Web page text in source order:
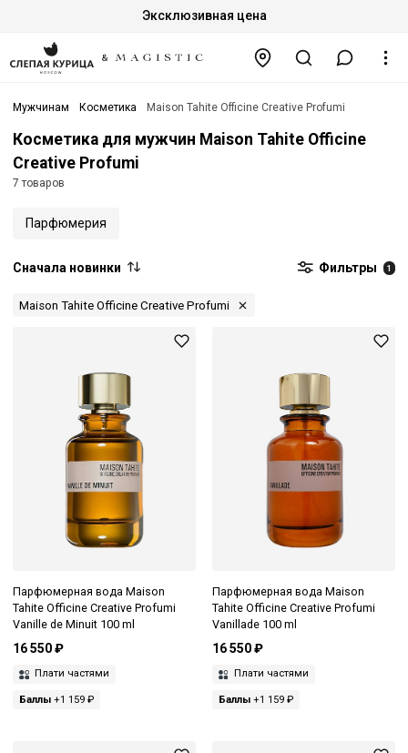
Эксклюзивная цена
Мужчинам Косметика Maison Tahite Officine Creative Profumi
Косметика для мужчин Maison Tahite Officine
Creative Profumi
7 товаров
Парфюмерия
Сначала новинки Фильтры 1
Maison Tahite Officine Creative Profumi
Парфюмерная вода Maison
Tahite Officine Creative Profumi
Vanille de Minuit 100 ml
16 550 ₽
Плати частями
Баллы +1 159 ₽
Парфюмерная вода Maison
Tahite Officine Creative Profumi
Vanillade 100 ml
16 550 ₽
Плати частями
Баллы+1 159 ₽